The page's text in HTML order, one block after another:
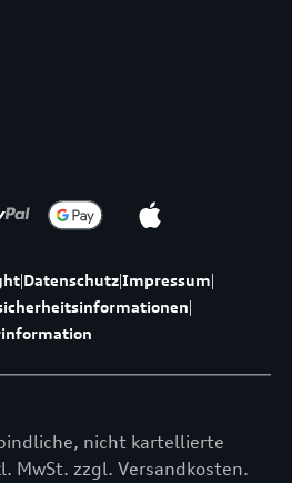
|Datenschutz|Impressum|
|
nicht kartellierte
MwSt. zzgl. Versandkosten.